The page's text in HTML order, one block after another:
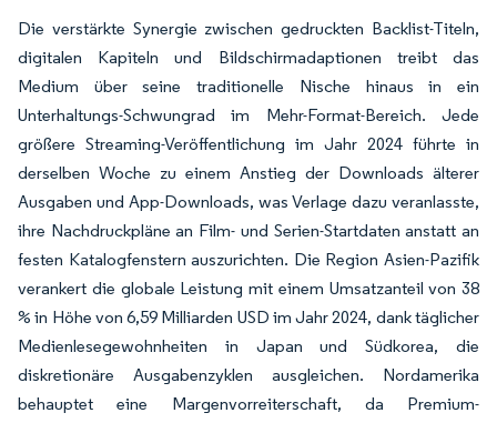
Die verstärkte Synergie zwischen gedruckten Backlist-Titeln,
digitalen Kapiteln und Bildschirmadaptionen treibt das
Medium über seine traditionelle Nische hinaus in ein
Unterhaltungs-Schwungrad im Mehr-Format-Bereich. Jede
größere Streaming-Veröffentlichung im Jahr 2024 führte in
derselben Woche zu einem Anstieg der Downloads älterer
Ausgaben und App-Downloads, was Verlage dazu veranlasste,
ihre Nachdruckpläne an Film- und Serien-Startdaten anstatt an
festen Katalogfenstern auszurichten. Die Region Asien-Pazifik
verankert die globale Leistung mit einem Umsatzanteil von 38
% in Höhe von 6,59 Milliarden USD im Jahr 2024, dank täglicher
Medienlesegewohnheiten in Japan und Südkorea, die
diskretionäre Ausgabenzyklen ausgleichen. Nordamerika
behauptet eine Margenvorreiterschaft, da Premium-